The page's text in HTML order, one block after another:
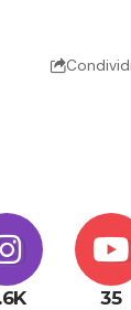
Condividi
35